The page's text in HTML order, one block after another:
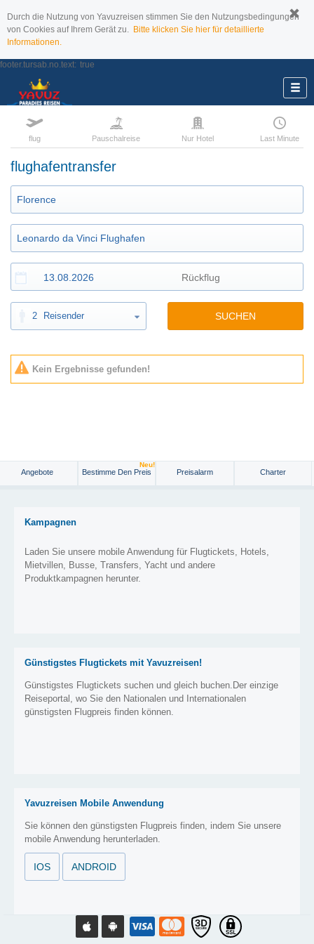
Durch die Nutzung von Yavuzreisen stimmen Sie den Nutzungsbedingungen
von Cookies auf Ihrem Gerät zu. Bitte klicken Sie hier für detaillierte
Informationen.
footer.tursab.no.text: true
flug Pauschalreise Nur Hotel Last Minute
flughafentransfer
2 Reisender SUCHEN
Kein Ergebnisse gefunden!
Angebote Bestimme Den Preis
Neu!
Preisalarm Charter
Kampagnen
Laden Sie unsere mobile Anwendung für Flugtickets, Hotels,
Mietvillen, Busse, Transfers, Yacht und andere
Produktkampagnen herunter.
Günstigstes Flugtickets mit Yavuzreisen!
Günstigstes Flugtickets suchen und gleich buchen.Der einzige
Reiseportal, wo Sie den Nationalen und Internationalen
günstigsten Flugpreis finden können.
Yavuzreisen Mobile Anwendung
Sie können den günstigsten Flugpreis finden, indem Sie unsere
mobile Anwendung herunterladen.
IOS ANDROID